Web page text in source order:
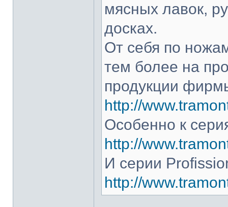
мясных лавок,
досках.
От себя по
тем более на
продукции
http://
Особенно к
http://
И серии
http://